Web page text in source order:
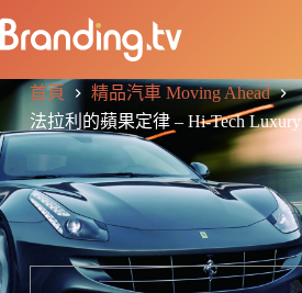
首頁
精品汽車 Moving Ahead
法拉利的蘋果定律 – Hi-Tech Luxury